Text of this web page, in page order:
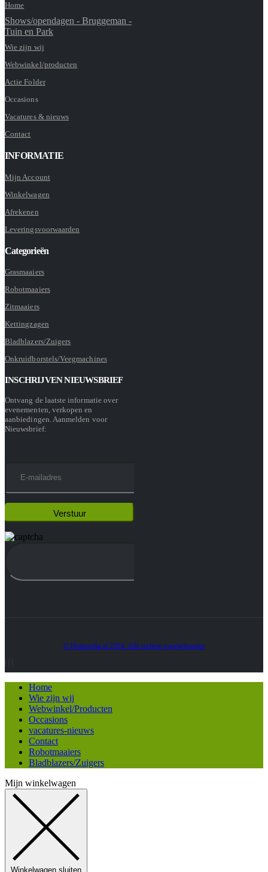
Home
Shows/opendagen - Bruggeman -
Tuin en Park
Wie zijn wij
Webwinkel/producten
Actie Folder
Occasions
Vacatures & nieuws
Contact
INFORMATIE
Mijn Account
Winkelwagen
Afrekenen
Leveringsvoorwaarden
Categorieën
Grasmaaiers
Robotmaaiers
Zitmaaiers
Kettingzagen
Bladblazers/Zuigers
Onkruidborstels/Veegmachines
INSCHRIJVEN NIEUWSBRIEF
Ontvang de laatste informatie over
evenementen, verkopen en
aanbiedingen. Aanmelden voor
Nieuwsbrief:
© Heatmedia.nl 2024. Alle rechten voorbehouden
Home
Wie zijn wij
Webwinkel/Producten
Occasions
vacatures-nieuws
Contact
Robotmaaiers
Bladblazers/Zuigers
Mijn winkelwagen
Winkelwagen sluiten